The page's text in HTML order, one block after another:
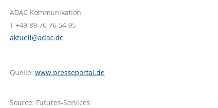
ADAC Kommunikation
T +49 89 76 76 54 95
aktuell@adac.de
Quelle: www.presseportal.de
Source: Futures-Services